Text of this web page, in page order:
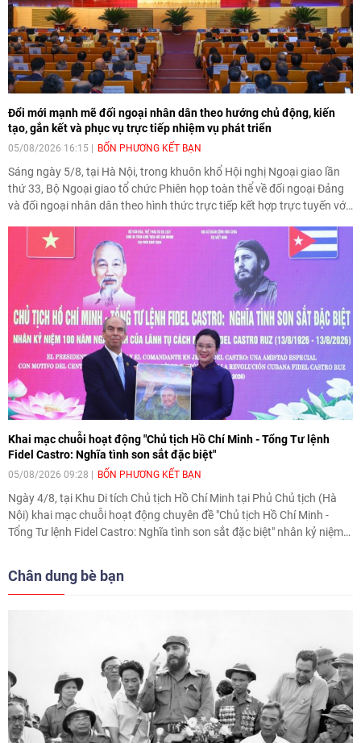
Đổi mới mạnh mẽ đối ngoại nhân dân theo hướng chủ động, kiến
tạo, gắn kết và phục vụ trực tiếp nhiệm vụ phát triển
05/08/2026 16:15 BỐN PHƯƠNG KẾT BẠN
Sáng ngày 5/8, tại Hà Nội, trong khuôn khổ Hội nghị Ngoại giao lần
thứ 33, Bộ Ngoại giao tổ chức Phiên họp toàn thể về đối ngoại Đảng
và đối ngoại nhân dân theo hình thức trực tiếp kết hợp trực tuyến với
nước ngoài.
Khai mạc chuỗi hoạt động "Chủ tịch Hồ Chí Minh - Tổng Tư lệnh
Fidel Castro: Nghĩa tình son sắt đặc biệt"
05/08/2026 09:28 BỐN PHƯƠNG KẾT BẠN
Ngày 4/8, tại Khu Di tích Chủ tịch Hồ Chí Minh tại Phủ Chủ tịch (Hà
Nội) khai mạc chuỗi hoạt động chuyên đề "Chủ tịch Hồ Chí Minh -
Tổng Tư lệnh Fidel Castro: Nghĩa tình son sắt đặc biệt" nhân kỷ niệm
tổ chức.
Chân dung bè bạn